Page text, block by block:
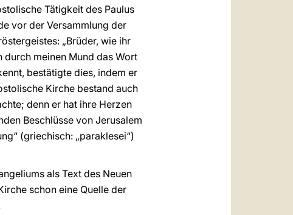
Tätigkeit des Paulus
vor der Versammlung der
„Brüder, wie ihr
meinen Mund das Wort
bestätigte dies, indem er
Kirche bestand auch
denn er hat ihre Herzen
Beschlüsse von Jerusalem
(griechisch: „paraklesei“)
als Text des Neuen
schon eine Quelle der